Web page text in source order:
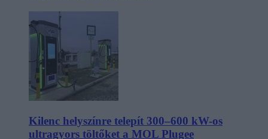
Kilenc helyszínre telepít 300–600 kW-os
ultragyors töltőket a MOL Plugee